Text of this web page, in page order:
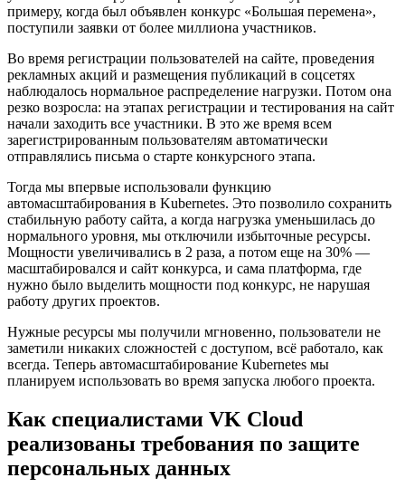
примеру, когда был объявлен конкурс «Большая перемена»,
поступили заявки от более миллиона участников.
Во время регистрации пользователей на сайте, проведения
рекламных акций и размещения публикаций в соцсетях
наблюдалось нормальное распределение нагрузки. Потом она
резко возросла: на этапах регистрации и тестирования на сайт
начали заходить все участники. В это же время всем
зарегистрированным пользователям автоматически
отправлялись письма о старте конкурсного этапа.
Тогда мы впервые использовали функцию
автомасштабирования в Kubernetes. Это позволило сохранить
стабильную работу сайта, а когда нагрузка уменьшилась до
нормального уровня, мы отключили избыточные ресурсы.
Мощности увеличивались в 2 раза, а потом еще на 30% —
масштабировался и сайт конкурса, и сама платформа, где
нужно было выделить мощности под конкурс, не нарушая
работу других проектов.
Нужные ресурсы мы получили мгновенно, пользователи не
заметили никаких сложностей с доступом, всё работало, как
всегда. Теперь автомасштабирование Kubernetes мы
планируем использовать во время запуска любого проекта.
Как специалистами VK Cloud
реализованы требования по защите
персональных данных